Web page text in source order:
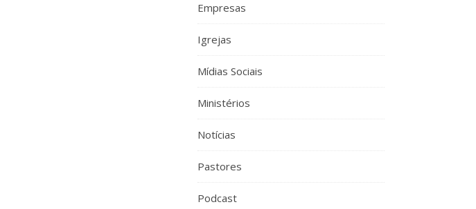
Empresas
Igrejas
Mídias Sociais
Ministérios
Notícias
Pastores
Podcast